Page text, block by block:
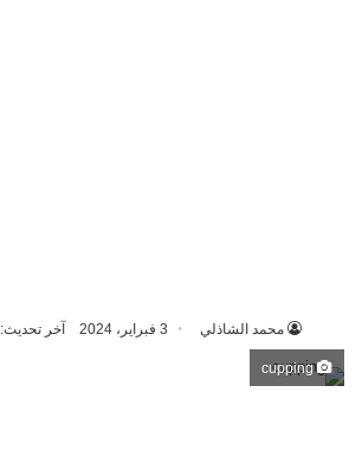
محمد الشاذلي 3 فبراير، 2024 آخر تحديث: 3 فبراير، 2024
cupping